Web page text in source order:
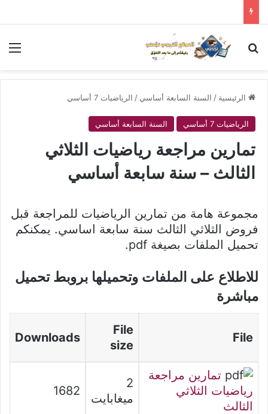
بحث عن
الرئيسية / السنة السابعة أساسي / الرياضيات 7 أساسي
الرياضيات 7 أساسي السنة السابعة أساسي
تمارين مراجعة رياضيات الثلاثي
الثالث – سنة سابعة أساسي
مجموعة هامة من تمارين الرياضيات للمراجعة قبل
فروض الثلاثي الثالث سنة سابعة اساسي. يمكنكم
تحميل الملفات بصيغة pdf.
للاطلاع على الملفات وتحميلها بروبط تحميل
مباشرة
File
File
size
Downloads
تمارين مراجعة
رياضيات الثلاثي
الثالث
2
ميغابايت
1682